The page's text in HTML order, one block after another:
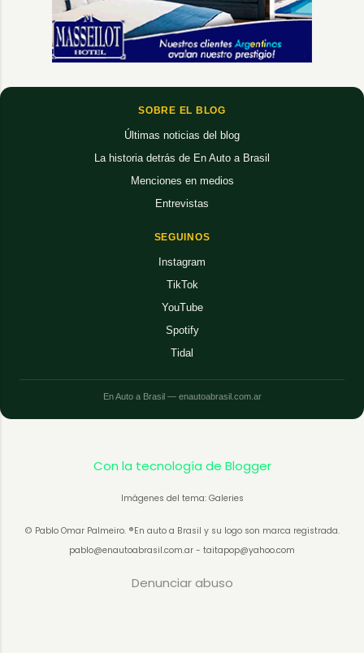
SOBRE EL BLOG
Últimas noticias del blog
La historia detrás de En Auto a Brasil
Menciones en medios
Entrevistas
SEGUINOS
Instagram
TikTok
YouTube
Spotify
Tidal
En Auto a Brasil — enautoabrasil.com.ar
Con la tecnología de Blogger
Imágenes del tema: Galeries
© Pablo Omar Palmeiro. ®En auto a Brasil y su logo son marca registrada.
pablo@enautoabrasil.com.ar - taitapop@yahoo.com
Denunciar abuso